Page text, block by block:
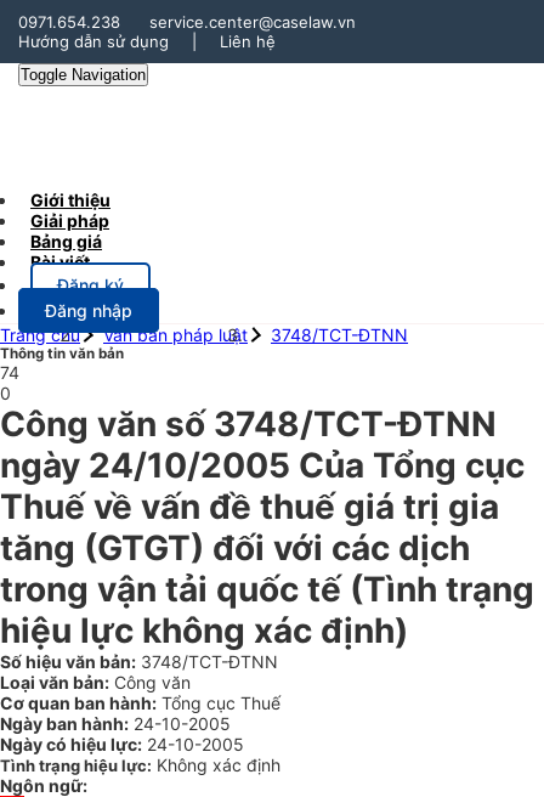
0971.654.238
service.center@caselaw.vn
Hướng dẫn sử dụng
Liên hệ
Toggle Navigation
Giới thiệu
Giải pháp
Bảng giá
Bài viết
Đăng ký
Đăng nhập
Trang chủ
Văn bản pháp luật 3748/TCT-ĐTNN
Thông tin văn bản
74
0
Công văn số 3748/TCT-ĐTNN
ngày 24/10/2005 Của Tổng cục
Thuế về vấn đề thuế giá trị gia
tăng (GTGT) đối với các dịch
trong vận tải quốc tế (Tình trạng
hiệu lực không xác định)
Số hiệu văn bản: 3748/TCT-ĐTNN
Loại văn bản: Công văn
Cơ quan ban hành: Tổng cục Thuế
Ngày ban hành: 24-10-2005
Ngày có hiệu lực: 24-10-2005
Tình trạng hiệu lực: Không xác định
Ngôn ngữ: